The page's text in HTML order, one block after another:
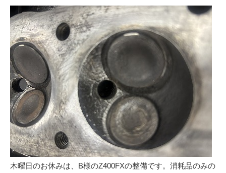
木曜日のお休みは、B様のZ400FXの整備です。消耗品のみの